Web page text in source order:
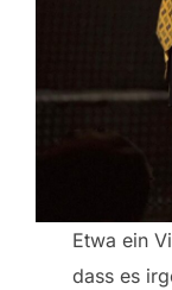
Etwa ein
dass es